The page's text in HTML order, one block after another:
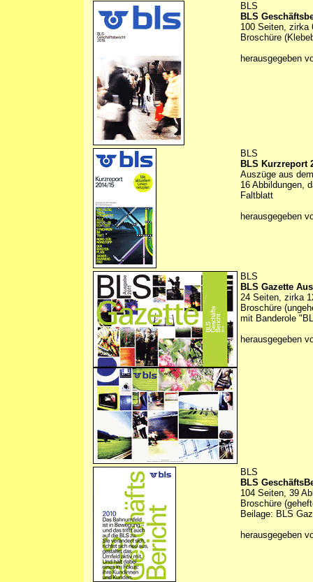
BLS
BLS
100 Seiten, zirka
Broschüre
herausgegeben
BLS
BLS Kurzreport
Auszüge aus
16 Abbildungen,
Faltblatt
herausgegeben
BLS
BLS Gazette
24 Seiten, zirka
Broschüre
mit Banderole
herausgegeben
BLS
BLS
104 Seiten, 39
Broschüre
Beilage: BLS
herausgegeben